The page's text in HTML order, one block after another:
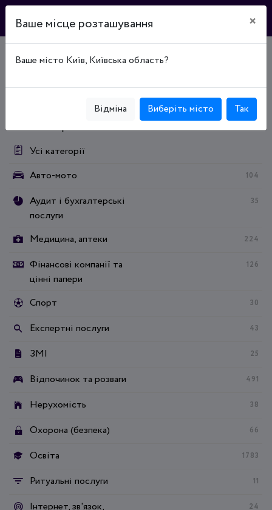
Каталог підприємств
Магазины, торговые центры, опт
Магазини меблів
Усі категорії
Авто-мото
104
Аудит і бухгалтерські
послуги
35
Медицина, аптеки 224
Фінансові компанії та
цінні папери
126
Спорт 30
Експертні послуги 43
ЗМІ 25
Відпочинок та розваги 491
Нерухомість 38
Охорона (безпека) 66
Освіта 1783
Ритуальні послуги 11
Інтернет, зв'язок,
24
Ваше місце розташування ×
Ваше місто Київ, Київська область?
Відміна Виберіть місто Так